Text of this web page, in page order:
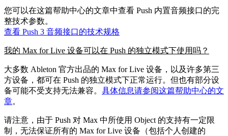
您可以在这篇帮助中心的文章中查看 Push 内置音频接口的完
整技术参数。
查看 Push 3 音频接口的技术规格
我的 Max for Live 设备可以在 Push 的独立模式下使用吗？
大多数 Ableton 官方出品的 Max for Live 设备，以及许多第三
方设备，都可在 Push 的独立模式下正常运行。但也有部分设
备可能不受支持无法兼容。 具体信息请参阅这篇帮助中心的文
章。
请注意，由于 Push 对 Max 中所使用 Object 的支持有一定限
制，无法保证所有的 Max for Live 设备（包括个人创建的